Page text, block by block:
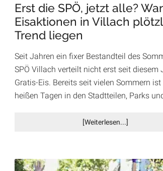
Erst die SPÖ, jetzt alle?
Eisaktionen in Villach
Trend liegen
Seit Jahren ein fixer Bestandteil des
SPÖ Villach verteilt nicht erst seit diesem
Gratis-Eis. Bereits seit vielen Sommern ist
heißen Tagen in den Stadtteilen, Parks
[Weiterlesen...]Infos
die